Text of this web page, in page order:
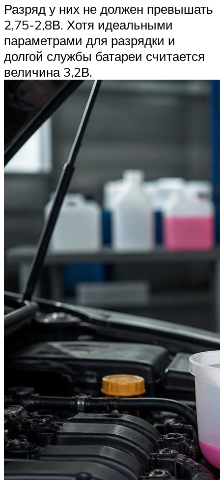
Разряд у них не должен превышать
2,75-2,8В. Хотя идеальными
параметрами для разрядки и
долгой службы батареи считается
величина 3,2В.